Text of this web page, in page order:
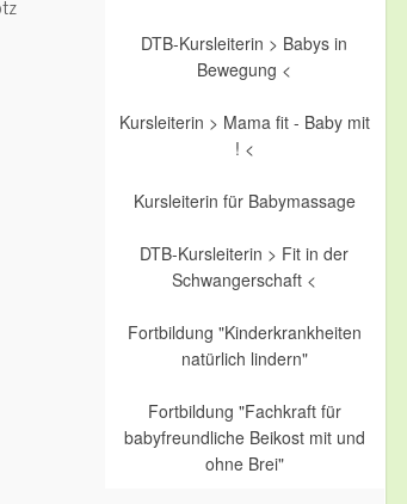
DTB-Kursleiterin > Babys in
Bewegung <
Kursleiterin > Mama fit - Baby mit
! <
Kursleiterin für Babymassage
DTB-Kursleiterin > Fit in der
Schwangerschaft <
Fortbildung "Kinderkrankheiten
natürlich lindern"
Fortbildung "Fachkraft für
babyfreundliche Beikost mit und
ohne Brei"